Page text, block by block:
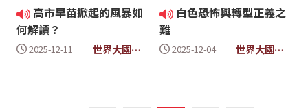
高市早苗掀起的風暴如
何解讀？
2025-12-11
世界大國民4
白色恐怖與轉型正義之
難
2025-12-04
世界大國民4